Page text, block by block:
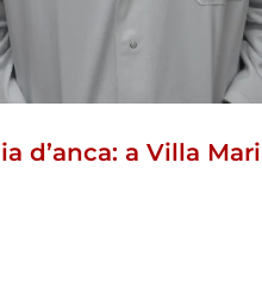
d’anca: a Villa